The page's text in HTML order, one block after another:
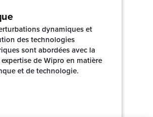
dynamiques et
des technologies
sont abordées avec la
de Wipro en matière
et de technologie.